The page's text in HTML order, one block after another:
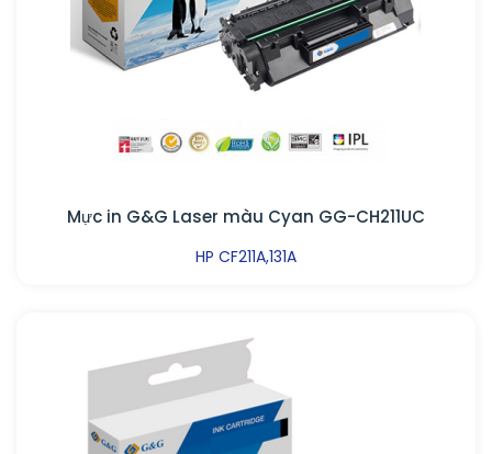
Mực in G&G Laser màu Cyan GG-CH211UC
HP CF211A,131A